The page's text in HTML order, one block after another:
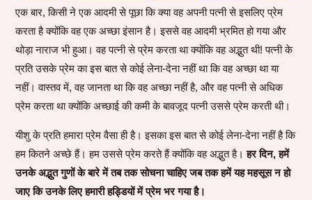
एक बार, किसी ने एक आदमी से पूछा कि क्या वह अपनी पत्नी से इसलिए प्रेम
करता है क्योंकि वह एक अच्छा इंसान है। इससे वह आदमी भ्रमित हो गया और
थोड़ा नाराज भी हुआ। वह पत्नी से प्रेम करता था क्योंकि वह अद्भुत थी! पत्नी के
प्रति उसके प्रेम का इस बात से कोई लेना-देना नहीं था कि वह अच्छा था या
नहीं। वास्तव में, वह जानता था कि वह अच्छा नहीं है, और वह पत्नी से अधिक
प्रेम करता था क्योंकि अच्छाई की कमी के बावजूद पत्नी उससे प्रेम करती थी।
यीशु के प्रति हमारा प्रेम वैसा ही है। इसका इस बात से कोई लेना-देना नहीं है कि
हम कितने अच्छे हैं। हम उससे प्रेम करते हैं क्योंकि वह अद्भुत है।हर दिन, हमें
उनके अद्भुत गुणों के बारे में तब तक सोचना चाहिए जब तक हमें यह महसूस न हो
जाए कि उनके लिए हमारी हड्डियों में प्रेम भर गया है।